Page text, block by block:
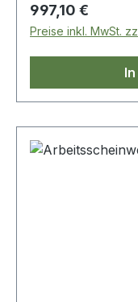
Regulärer Preis:
997,10 €
Preise inkl. MwSt.